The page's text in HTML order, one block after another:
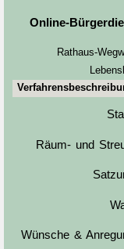
Online-
Rathaus-
Räum- und
Wünsche &